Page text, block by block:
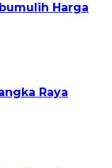
Harga
Raya